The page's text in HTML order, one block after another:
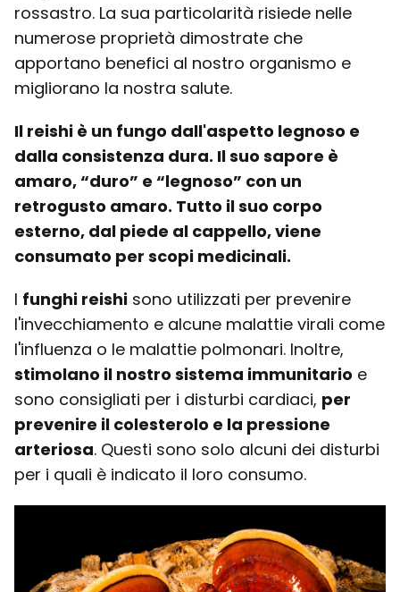
rossastro. La sua particolarità risiede nelle
numerose proprietà dimostrate che
apportano benefici al nostro organismo e
migliorano la nostra salute.
Il reishi è un fungo dall'aspetto legnoso e
dalla consistenza dura. Il suo sapore è
amaro, “duro” e “legnoso” con un
retrogusto amaro. Tutto il suo corpo
esterno, dal piede al cappello,viene
consumato per scopi medicinali.
I funghi reishi sono utilizzati per prevenire
l'invecchiamento e alcune malattie virali come
l'influenza o le malattie polmonari. Inoltre,
stimolano il nostro sistema immunitario e
sono consigliati per i disturbi cardiaci, per
prevenire il colesterolo e la pressione
arteriosa. Questi sono solo alcuni dei disturbi
per i quali è indicato il loro consumo.